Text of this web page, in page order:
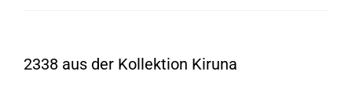
2338 aus der Kollektion Kiruna